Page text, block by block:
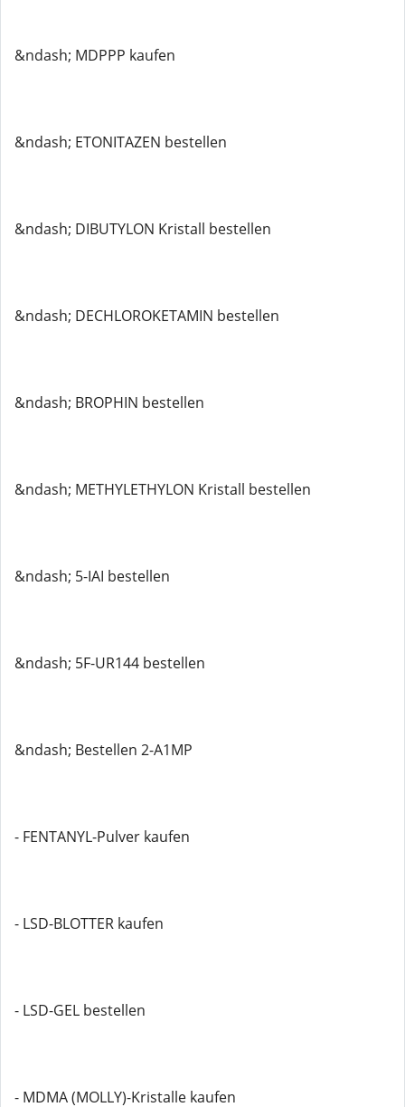
&ndash; MDPPP kaufen
&ndash; ETONITAZEN bestellen
&ndash; DIBUTYLON Kristall bestellen
&ndash; DECHLOROKETAMIN bestellen
&ndash; BROPHIN bestellen
&ndash; METHYLETHYLON Kristall bestellen
&ndash; 5-IAI bestellen
&ndash; 5F-UR144 bestellen
&ndash; Bestellen 2-A1MP
- FENTANYL-Pulver kaufen
- LSD-BLOTTER kaufen
- LSD-GEL bestellen
- MDMA (MOLLY)-Kristalle kaufen